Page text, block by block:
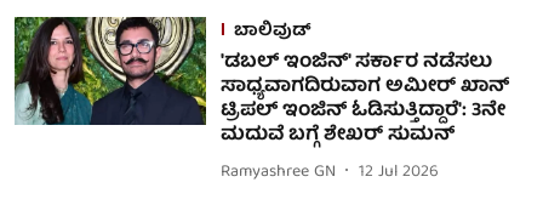
ಬಾಲಿವುಡ್
'ಡಬಲ್ ಇಂಜಿನ್' ಸರ್ಕಾರ ನಡೆಸಲು
ಸಾಧ್ಯವಾಗದಿರುವಾಗ ಅಮೀರ್ ಖಾನ್
ಟ್ರಿಪಲ್ ಇಂಜಿನ್ ಓಡಿಸುತ್ತಿದ್ದಾರೆ': 3ನೇ
ಮದುವೆ ಬಗ್ಗೆ ಶೇಖರ್ ಸುಮನ್
Ramyashree GN
12 Jul 2026